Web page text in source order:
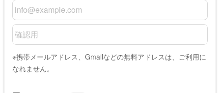
Email
Emailの確認用
※携帯メールアドレス、Gmailなどの無料アドレスは、ご利⽤に
なれません。